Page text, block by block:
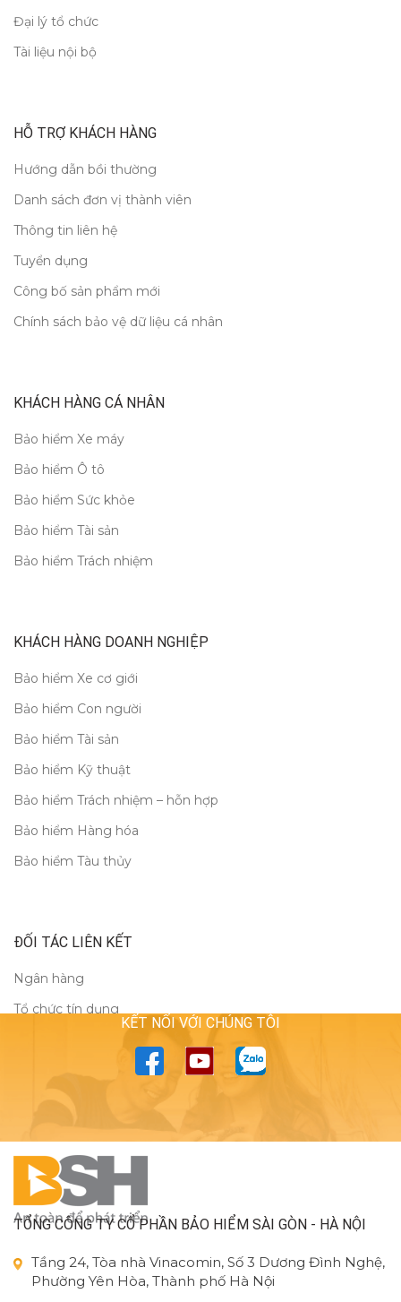
Đại lý tổ chức
Tài liệu nội bộ
HỖ TRỢ KHÁCH HÀNG
Hướng dẫn bồi thường
Danh sách đơn vị thành viên
Thông tin liên hệ
Tuyển dụng
Công bố sản phẩm mới
Chính sách bảo vệ dữ liệu cá nhân
KHÁCH HÀNG CÁ NHÂN
Bảo hiểm Xe máy
Bảo hiểm Ô tô
Bảo hiểm Sức khỏe
Bảo hiểm Tài sản
Bảo hiểm Trách nhiệm
KHÁCH HÀNG DOANH NGHIỆP
Bảo hiểm Xe cơ giới
Bảo hiểm Con người
Bảo hiểm Tài sản
Bảo hiểm Kỹ thuật
Bảo hiểm Trách nhiệm – hỗn hợp
Bảo hiểm Hàng hóa
Bảo hiểm Tàu thủy
ĐỐI TÁC LIÊN KẾT
Ngân hàng
Tổ chức tín dụng
TỔNG CÔNG TY CỔ PHẦN BẢO HIỂM SÀI GÒN - HÀ NỘI
Tầng 24, Tòa nhà Vinacomin, Số 3 Dương Đình Nghệ,
Phường Yên Hòa, Thành phố Hà Nội
KẾT NỐI VỚI CHÚNG TÔI